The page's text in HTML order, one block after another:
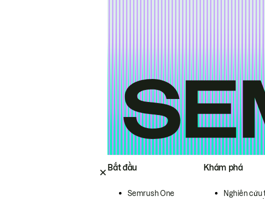
Bắt đầu
Semrush One
Khám phá
Nghiên cứu